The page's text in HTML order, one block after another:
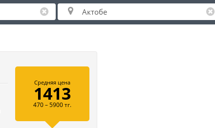
Средняя цена
1413
470 – 5900 тг.